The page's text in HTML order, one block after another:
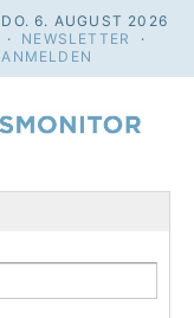
DO. 6. AUGUST 2026
· NEWSLETTER
·
ANMELDEN